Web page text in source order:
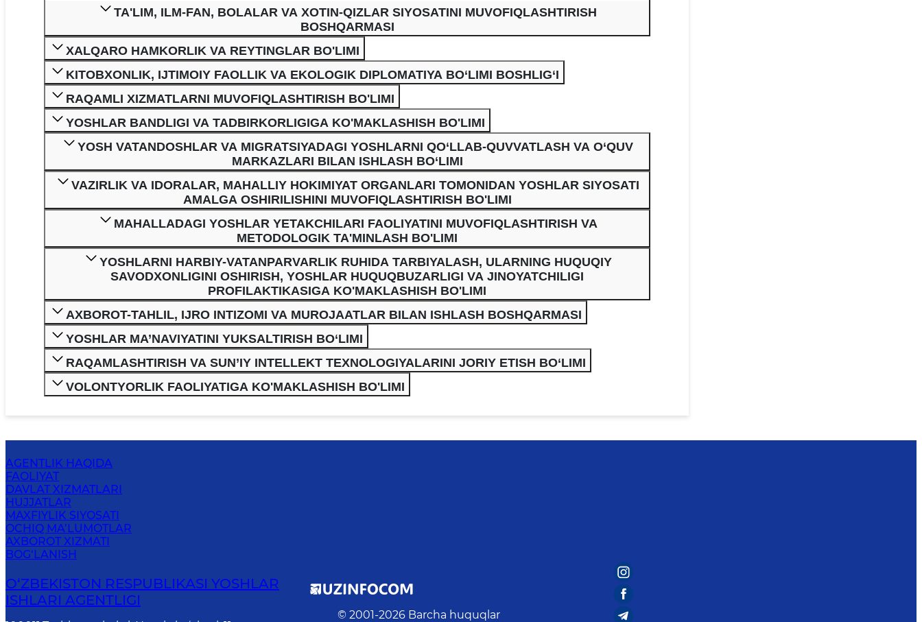
TA'LIM, ILM-FAN, BOLALAR VA XOTIN-QIZLAR SIYOSATINI MUVOFIQLASHTIRISH
BOSHQARMASI
XALQARO HAMKORLIK VA REYTINGLAR BO'LIMI
KITOBXONLIK, IJTIMOIY FAOLLIK VA EKOLOGIK DIPLOMATIYA BO‘LIMI BOSHLIG‘I
RAQAMLI XIZMATLARNI MUVOFIQLASHTIRISH BO'LIMI
YOSHLAR BANDLIGI VA TADBIRKORLIGIGA KO'MAKLASHISH BO'LIMI
YOSH VATANDOSHLAR VA MIGRATSIYADAGI YOSHLARNI QO‘LLAB-QUVVATLASH VA O‘QUV
MARKAZLARI BILAN ISHLASH BO‘LIMI
VAZIRLIK VA IDORALAR, MAHALLIY HOKIMIYAT ORGANLARI TOMONIDAN YOSHLAR SIYOSATI
AMALGA OSHIRILISHINI MUVOFIQLASHTIRISH BO'LIMI
MAHALLADAGI YOSHLAR YETAKCHILARI FAOLIYATINI MUVOFIQLASHTIRISH VA
METODOLOGIK TA'MINLASH BO'LIMI
YOSHLARNI HARBIY-VATANPARVARLIK RUHIDA TARBIYALASH, ULARNING HUQUQIY
SAVODXONLIGINI OSHIRISH, YOSHLAR HUQUQBUZARLIGI VA JINOYATCHILIGI
PROFILAKTIKASIGA KO'MAKLASHISH BO'LIMI
AXBOROT-TAHLIL, IJRO INTIZOMI VA MUROJAATLAR BILAN ISHLASH BOSHQARMASI
YOSHLAR MA’NAVIYATINI YUKSALTIRISH BO‘LIMI
RAQAMLASHTIRISH VA SUN’IY INTELLEKT TEXNOLOGIYALARINI JORIY ETISH BO‘LIMI
VOLONTYORLIK FAOLIYATIGA KO'MAKLASHISH BO'LIMI
AGENTLIK HAQIDA
FAOLIYAT
DAVLAT XIZMATLARI
HUJJATLAR
MAXFIYLIK SIYOSATI
OCHIQ MA’LUMOTLAR
AXBOROT XIZMATI
BOG‘LANISH
O‘ZBЕKISTОN RЕSPUBLIKАSI YOSHLAR
ISHLARI AGENTLIGI
© 2001-2026 Barcha huquqlar